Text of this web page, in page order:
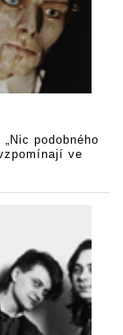
podobného
ve